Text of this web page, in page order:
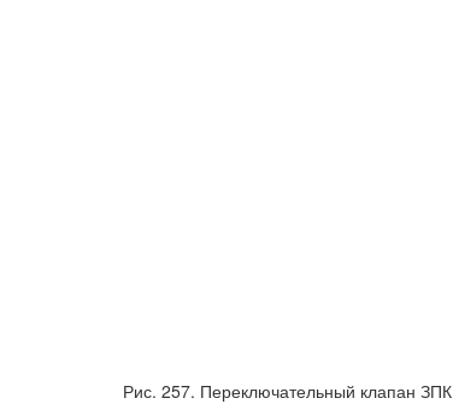
Рис. 257. Переключательный клапан ЗПК